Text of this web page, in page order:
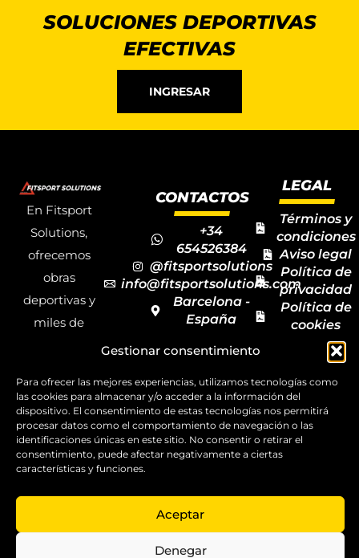
Gestionar consentimiento
Para ofrecer las mejores experiencias, utilizamos tecnologías como
las cookies para almacenar y/o acceder a la información del
dispositivo. El consentimiento de estas tecnologías nos permitirá
procesar datos como el comportamiento de navegación o las
identificaciones únicas en este sitio. No consentir o retirar el
consentimiento, puede afectar negativamente a ciertas
características y funciones.
Aceptar
Denegar
SOLUCIONES DEPORTIVAS
EFECTIVAS
INGRESAR
En Fitsport
Solutions,
ofrecemos
obras
deportivas y
miles de
deportivos
para todas las
disciplinas,
garantizando
la calidad y el
Copyright ©
CONTACTOS
+34
654526384
@fitsportsolutions
info@fitsportsolutions.com
Barcelona -
España
de contacto
LEGAL
Términos y
condiciones
Aviso legal
Política de
privacidad
Política de
cookies
Mapa del
sitio